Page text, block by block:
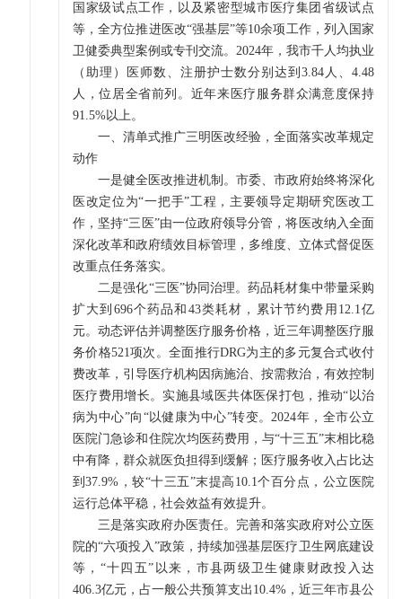
国家级试点工作，以及紧密型城市医疗集团省级试点
等，全方位推进医改“强基层”等10余项工作，列入国家
卫健委典型案例或专刊交流。2024年，我市千人均执业
（助理）医师数、注册护士数分别达到3.84人、4.48
人，位居全省前列。近年来医疗服务群众满意度保持
91.5%以上。
一、清单式推广三明医改经验，全面落实改革规定
动作
一是健全医改推进机制。市委、市政府始终将深化
医改定位为“一把手”工程，主要领导定期研究医改工
作，坚持“三医”由一位政府领导分管，将医改纳入全面
深化改革和政府绩效目标管理，多维度、立体式督促医
改重点任务落实。
二是强化“三医”协同治理。药品耗材集中带量采购
扩大到696个药品和43类耗材，累计节约费用12.1亿
元。动态评估并调整医疗服务价格，近三年调整医疗服
务价格521项次。全面推行DRG为主的多元复合式收付
费改革，引导医疗机构因病施治、按需救治，有效控制
医疗费用增长。实施县域医共体医保打包，推动“以治
病为中心”向“以健康为中心”转变。2024年，全市公立
医院门急诊和住院次均医药费用，与“十三五”末相比稳
中有降，群众就医负担得到缓解；医疗服务收入占比达
到37.9%，较“十三五”末提高10.1个百分点，公立医院
运行总体平稳，社会效益有效提升。
三是落实政府办医责任。完善和落实政府对公立医
院的“六项投入”政策，持续加强基层医疗卫生网底建设
等，“十四五”以来，市县两级卫生健康财政投入达
406.3亿元，占一般公共预算支出10.4%，近三年市县公